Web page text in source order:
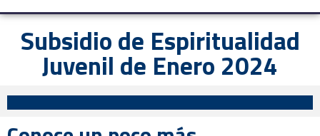
Subsidio de Espiritualidad
Juvenil de Enero 2024